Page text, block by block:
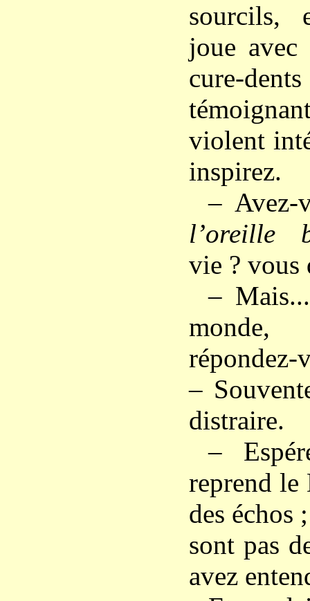
sourcils,
joue
cure-
violent
inspirez.
– Avez-
l’oreille
vie ? vous
–
monde,
–
distraire.
–
reprend le
des échos
sont pas
avez